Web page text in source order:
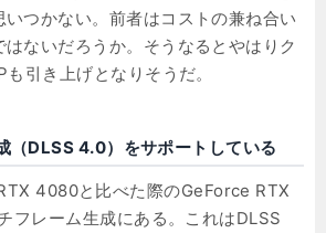
つかない。前者はコストの兼ね合い
はないだろうか。そうなるとやはりク
引き上げとなりそうだ。
（DLSS 4.0）をサポートしている
4080と比べた際のGeForce RTX
フレーム生成にある。これはDLSS